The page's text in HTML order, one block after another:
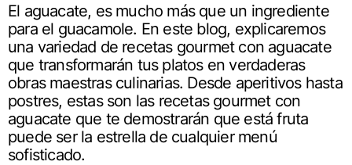
El aguacate, es mucho más que un ingrediente
para el guacamole. En este blog, explicaremos
una variedad de recetas gourmet con aguacate
que transformarán tus platos en verdaderas
obras maestras culinarias. Desde aperitivos hasta
postres, estas son las recetas gourmet con
aguacate que te demostrarán que está fruta
puede ser la estrella de cualquier menú
sofisticado.